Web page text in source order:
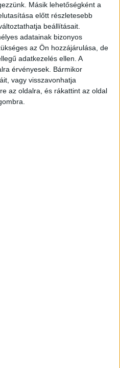
Másik lehetőségként a
előtt részletesebb
beállításait.
adatainak bizonyos
az Ön hozzájárulása, de
adatkezelés ellen. A
érvényesek. Bármikor
vagy visszavonhatja
az oldalra, és rákattint az oldal